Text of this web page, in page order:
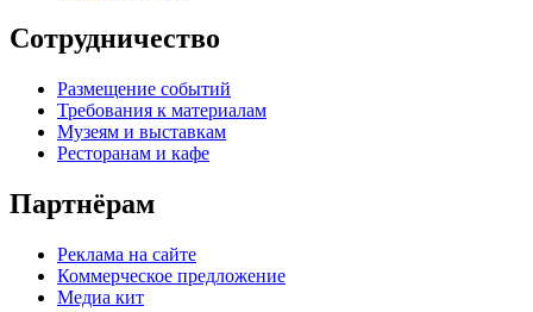
Сотрудничество
Размещение событий
Требования к материалам
Музеям и выставкам
Ресторанам и кафе
Партнёрам
Реклама на сайте
Коммерческое предложение
Медиа кит